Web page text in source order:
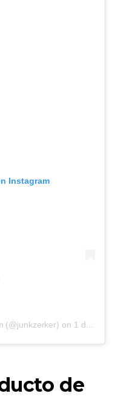
Instagram
(@junkzerker) on 1 de junio de 2017 a las 10:01 am PDT
de